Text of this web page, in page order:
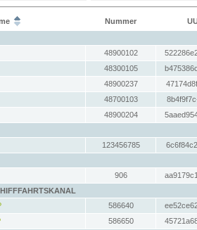
Nummer
48900102
48300105
48900237
48700103
48900204
123456785
906
586640
586650